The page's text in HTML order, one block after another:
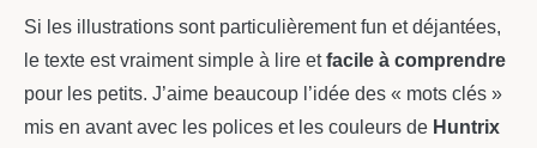
Si les illustrations sont particulièrement fun et déjantées,
le texte est vraiment simple à lire etfacile à comprendre
pour les petits. J’aime beaucoup l’idée des « mots clés »
mis en avant avec les polices et les couleurs de Huntrix